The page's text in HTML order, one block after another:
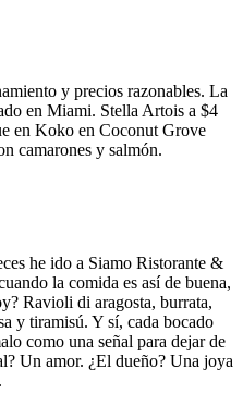
y precios razonables. La
en Miami. Stella Artois a $4
en Koko en Coconut Grove
camarones y salmón.
he ido a Siamo Ristorante &
la comida es así de buena,
Ravioli di aragosta, burrata,
y tiramisú. Y sí, cada bocado
como una señal para dejar de
Un amor. ¿El dueño? Una joya